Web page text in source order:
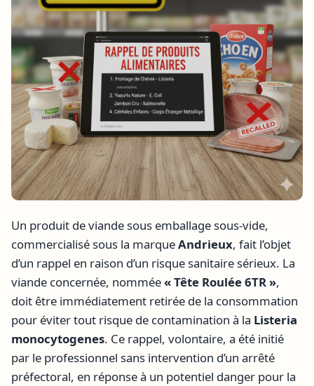
Un produit de viande sous emballage sous-vide,
commercialisé sous la marqueAndrieux, fait l’objet
d’un rappel en raison d’un risque sanitaire sérieux. La
viande concernée, nommée« Tête Roulée 6TR »,
doit être immédiatement retirée de la consommation
pour éviter tout risque de contamination à la Listeria
monocytogenes. Ce rappel, volontaire, a été initié
par le professionnel sans intervention d’un arrêté
préfectoral, en réponse à un potentiel danger pour la